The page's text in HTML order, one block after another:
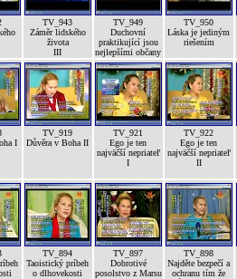
TV_943
Záměr lidského
života
III
TV_949
Duchovní
praktikující jsou
nejlepšími občany
TV_950
Láska je jediným
riešením
I
TV_919
Důvěra v Boha II
TV_921
Ego je ten
najväčší nepriateľ
I
TV_922
Ego je ten
najväčší nepriateľ
II
TV_894
Taoistický príbeh
o dlhovekosti
TV_897
Dobrotivé
posolstvo z Marsu
TV_898
Najděte bezpečí a
ochranu tím že